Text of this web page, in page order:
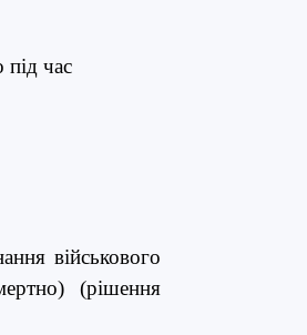
час
військового
(рішення